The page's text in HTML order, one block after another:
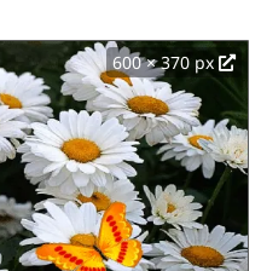
600 × 370 px